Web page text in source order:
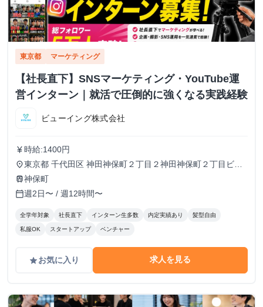
東京都 マーケティング
【社長直下】SNSマーケティング・YouTube運
営インターン｜就活で圧倒的に強くなる実践経験
ビューイング株式会社
currency_yen 時給:1400円
place東京都 千代田区 神田神保町２丁目２神田神保町２丁目ビル
５０２号室
train神保町
calendar_today週2日〜 / 週12時間〜
全学年対象 社長直下 インターン生多数 内定実績あり 髪型自由
私服OK スタートアップ ベンチャー
gradeお気に入り 求人を見る